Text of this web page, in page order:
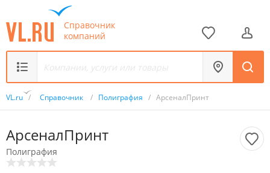
Справочник
компаний
VL.ru / Справочник / Полиграфия / АрсеналПринт
АрсеналПринт
Полиграфия